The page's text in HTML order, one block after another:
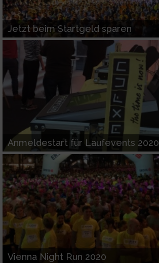
Jetzt beim Startgeld sparen
Anmeldestart für Laufevents 2020
Vienna Night Run 2020